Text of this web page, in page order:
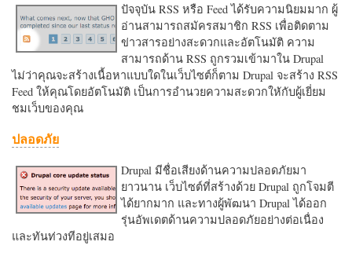
ปัจจุบัน RSS หรือ Feed ได้รับความนิยมมาก ผู้
อ่านสามารถสมัครสมาชิก RSS เพื่อติดตาม
ข่าวสารอย่างสะดวกและอัตโนมัติ ความ
สามารถด้าน RSS ถูกรวมเข้ามาใน Drupal
ไม่ว่าคุณจะสร้างเนื้อหาแบบใดในเว็บไซต์ก็ตาม Drupal จะสร้าง RSS
Feed ให้คุณโดยอัตโนมัติ เป็นการอำนวยความสะดวกใหักับผู้เยี่ยม
ชมเว็บของคุณ
ปลอดภัย
Drupal มีชื่อเสียงด้านความปลอดภัยมา
ยาวนาน เว็บไซต์ที่สร้างด้วย Drupal ถูกโจมตี
ได้ยากมาก และทางผู้พัฒนา Drupal ได้ออก
รุ่นอัพเดตด้านความปลอดภัยอย่างต่อเนื่อง
และทันท่วงทีอยู่เสมอ